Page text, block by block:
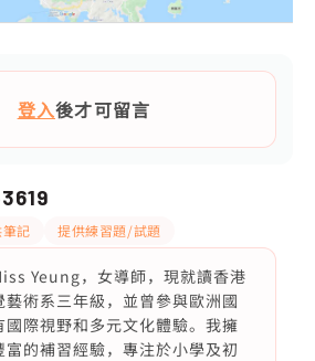
登入後才可留言
記 提供練習題/試題
Yeung，女導師，現就讀香港
藝術系三年級，並曾參與歐洲國
國際視野和多元文化體驗。我擁
富的補習經驗，專注於小學及初